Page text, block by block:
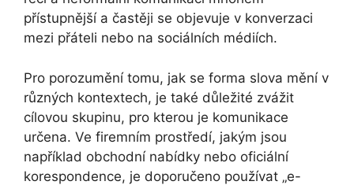
přístupnější a častěji se objevuje v konverzaci
mezi přáteli nebo na sociálních médiích.
Pro porozumění tomu, jak se forma slova mění v
různých kontextech, je také důležité zvážit
cílovou skupinu, pro kterou je komunikace
určena. Ve firemním prostředí, jakým jsou
například obchodní nabídky nebo oficiální
korespondence, je doporučeno používat „e-